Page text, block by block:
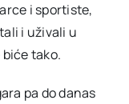
i sportiste,
i uživali u
tako.
pa do danas